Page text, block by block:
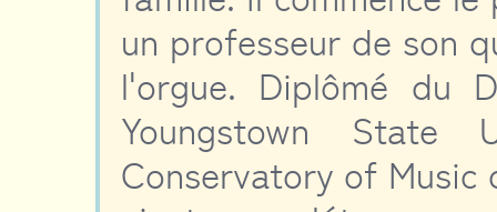
un professeur de son
l'orgue. Diplômé du
Youngstown State
Conservatory of Music